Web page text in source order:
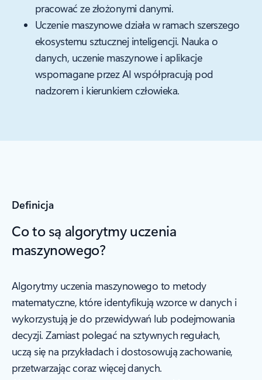
pracować ze złożonymi danymi.
Uczenie maszynowe działa w ramach szerszego
ekosystemu sztucznej inteligencji. Nauka o
danych, uczenie maszynowe i aplikacje
wspomagane przez AI współpracują pod
nadzorem i kierunkiem człowieka.
Definicja
Co to są algorytmy uczenia
maszynowego?
Algorytmy uczenia maszynowego to metody
matematyczne, które identyfikują wzorce w danych i
wykorzystują je do przewidywań lub podejmowania
decyzji. Zamiast polegać na sztywnych regułach,
uczą się na przykładach i dostosowują zachowanie,
przetwarzając coraz więcej danych.